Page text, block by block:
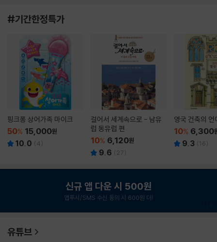
#기간한정특가
핑크퐁 상어가족 마이크
50% 15,000원
10.0 (4)
걸어서 세계속으로 - 남유
럽 동유럽 편
10% 6,120원
9.6 ( 27)
영국 건축의 언
10% 6,300
9.3 (16)
신규 앱 다운 시 500원
앱푸시/SMS 수신 동의 시 600원 더!
유튜브